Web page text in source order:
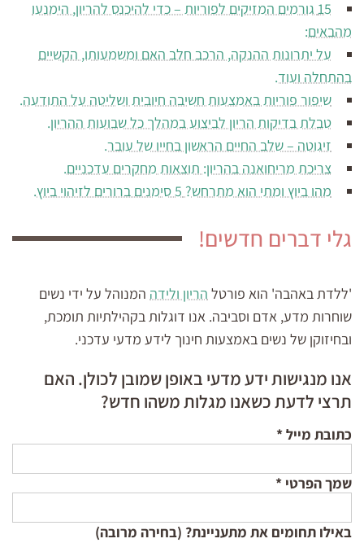
15 גורמים המזיקים לפוריות – כדי להיכנס להריון, הימנעו
מהבאים:
על יתרונות ההנקה, הרכב חלב האם ומשמעותו, הקשיים
בהתחלה ועוד.
שיפור פוריות באמצעות חשיבה חיובית ושליטה על התודעה.
טבלת בדיקות הריון לביצוע במהלך כל שבועות ההריון.
זיגוטה – שלב החיים הראשון בחייו של עובר.
צריכת מריחואנה בהריון: תוצאות מחקרים עדכניים.
מהו ביוץ ומתי הוא מתרחש? 5 סימנים ברורים לזיהוי ביוץ.
גלי דברים חדשים!
'ללדת באהבה' הוא פורטל הריון ולידה המנוהל על ידי נשים
שוחרות מדע, אדם וסביבה. אנו דוגלות בקהילתיות תומכת,
ובחיזוקן של נשים באמצעות חינוך לידע מדעי עדכני.
אנו מנגישות ידע מדעי באופן שמובן לכולן. האם
תרצי לדעת כשאנו מגלות משהו חדש?
כתובת מייל*
שמך הפרטי *
באילו תחומים את מתעניינת? (בחירה מרובה)